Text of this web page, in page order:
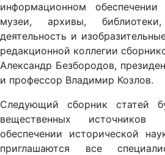
информационном
музеи, архивы, библиотеки,
деятельность и
редакционной коллегии
Александр Безбородов,
и профессор Владимир Козлов.
Следующий сборник статей
вещественных источников
обеспечении исторической
приглашаются все